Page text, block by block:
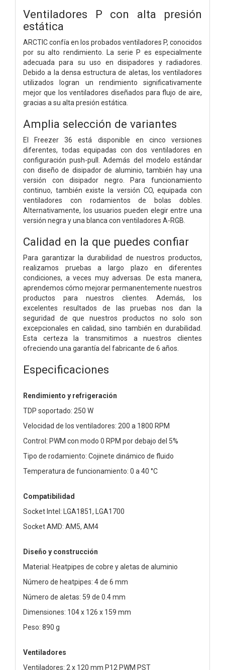
Ventiladores P con alta presión
estática
ARCTIC confía en los probados ventiladores P, conocidos
por su alto rendimiento. La serie P es especialmente
adecuada para su uso en disipadores y radiadores.
Debido a la densa estructura de aletas, los ventiladores
utilizados logran un rendimiento significativamente
mejor que los ventiladores diseñados para flujo de aire,
gracias a su alta presión estática.
Amplia selección de variantes
El Freezer 36 está disponible en cinco versiones
diferentes, todas equipadas con dos ventiladores en
configuración push-pull. Además del modelo estándar
con diseño de disipador de aluminio, también hay una
versión con disipador negro. Para funcionamiento
continuo, también existe la versión CO, equipada con
ventiladores con rodamientos de bolas dobles.
Alternativamente, los usuarios pueden elegir entre una
versión negra y una blanca con ventiladores A-RGB.
Calidad en la que puedes confiar
Para garantizar la durabilidad de nuestros productos,
realizamos pruebas a largo plazo en diferentes
condiciones, a veces muy adversas. De esta manera,
aprendemos cómo mejorar permanentemente nuestros
productos para nuestros clientes. Además, los
excelentes resultados de las pruebas nos dan la
seguridad de que nuestros productos no solo son
excepcionales en calidad, sino también en durabilidad.
Esta certeza la transmitimos a nuestros clientes
ofreciendo una garantía del fabricante de 6 años.
Especificaciones
Rendimiento y refrigeración
TDP soportado: 250 W
Velocidad de los ventiladores: 200 a 1800 RPM
Control: PWM con modo 0 RPM por debajo del 5%
Tipo de rodamiento: Cojinete dinámico de fluido
Temperatura de funcionamiento: 0 a 40 °C
Compatibilidad
Socket Intel: LGA1851, LGA1700
Socket AMD: AM5, AM4
Diseño y construcción
Material: Heatpipes de cobre y aletas de aluminio
Número de heatpipes: 4 de 6 mm
Número de aletas: 59 de 0.4 mm
Dimensiones: 104 x 126 x 159 mm
Peso: 890 g
Ventiladores
Ventiladores: 2 x 120 mm P12 PWM PST